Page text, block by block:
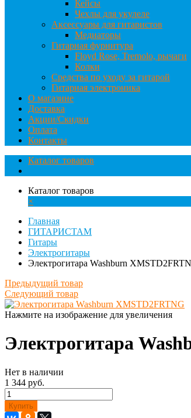
Кейсы
Чехлы для укулеле
Аксессуары для гитаристов
Медиаторы
Гитарная фурнитура
Floyd Rose, Tremolo, рычаги
Колки
Средства по уходу за гитарой
Гитарная электроника
О магазине
Доставка
Акции/Скидки
Оплата
Контакты
Каталог товаров
Каталог товаров
×
Главная
ГИТАРИСТАМ
Гитары
Электрогитары
Электрогитара Washburn
Предыдущий товар
Следующий товар
Нажмите на изображение для увеличения
Электрогитара
Нет в наличии
1 344 руб.
Купить